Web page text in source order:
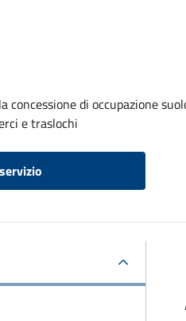
concessione di occupazione
e traslochi